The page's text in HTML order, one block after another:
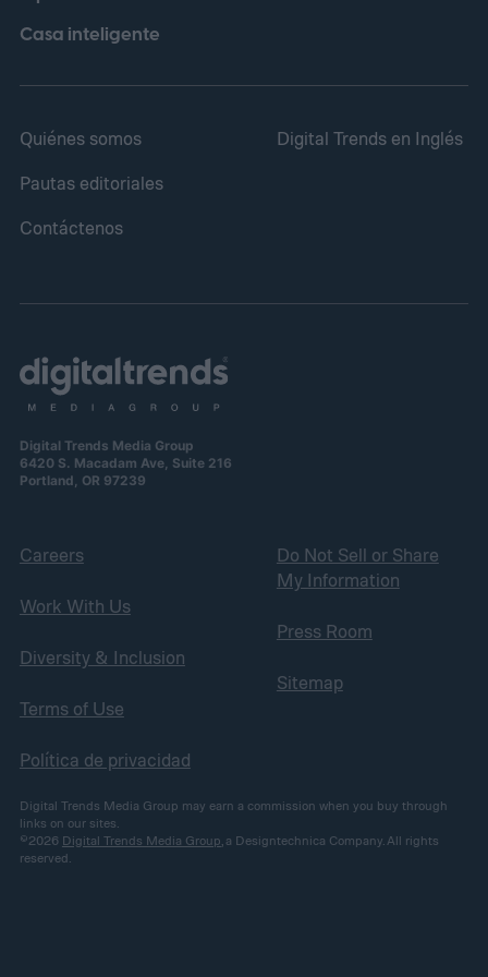
Casa inteligente
Quiénes somos
Pautas editoriales
Contáctenos
Digital Trends en Inglés
Digital Trends Media Group
6420 S. Macadam Ave, Suite 216
Portland, OR 97239
Careers
Work With Us
Diversity & Inclusion
Terms of Use
Política de privacidad
Do Not Sell or Share
My Information
Press Room
Sitemap
Digital Trends Media Group may earn a commission when you buy through
links on our sites.
©2026 Digital Trends Media Group, a Designtechnica Company. All rights
reserved.